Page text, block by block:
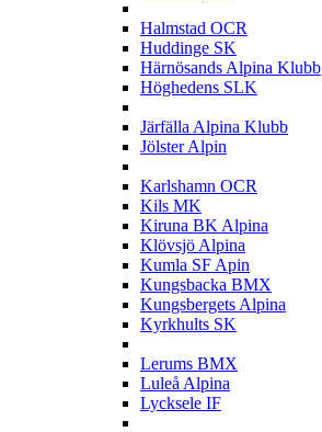
Halmstad OCR
Huddinge SK
Härnösands Alpina Klubb
Höghedens SLK
Järfälla Alpina Klubb
Jölster Alpin
Karlshamn OCR
Kils MK
Kiruna BK Alpina
Klövsjö Alpina
Kumla SF Apin
Kungsbacka BMX
Kungsbergets Alpina
Kyrkhults SK
Lerums BMX
Luleå Alpina
Lycksele IF